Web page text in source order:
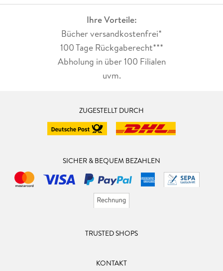
Ihre Vorteile:
Bücher versandkostenfrei*
100 Tage Rückgaberecht***
Abholung in über 100 Filialen
uvm.
ZUGESTELLT DURCH
SICHER & BEQUEM BEZAHLEN
TRUSTED SHOPS
KONTAKT